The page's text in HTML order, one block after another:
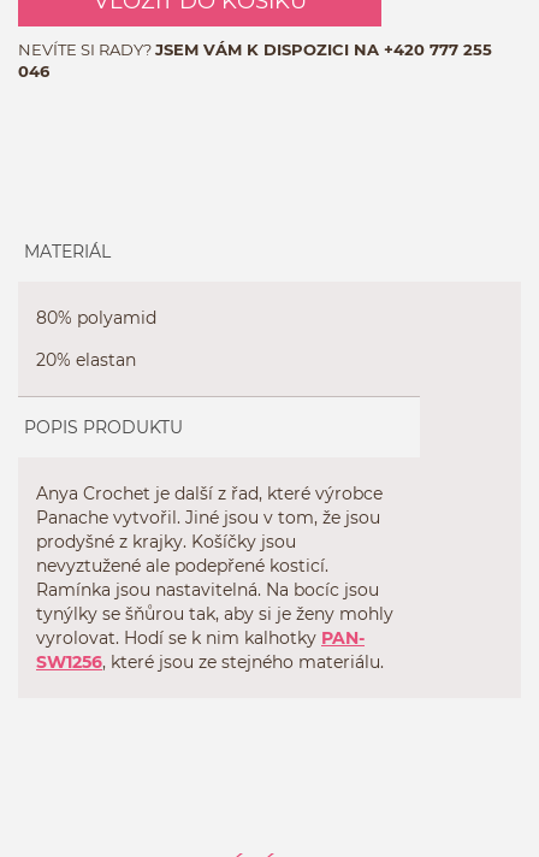
NEVÍTE SI RADY?JSEM VÁM K DISPOZICI NA +420 777 255
046
MATERIÁL
80% polyamid
20% elastan
POPIS PRODUKTU
Anya Crochet je další z řad, které výrobce
Panache vytvořil. Jiné jsou v tom, že jsou
prodyšné z krajky. Košíčky jsou
nevyztužené ale podepřené kosticí.
Ramínka jsou nastavitelná. Na bocíc jsou
tynýlky se šňůrou tak, aby si je ženy mohly
vyrolovat. Hodí se k nim kalhotky PAN-
SW1256, které jsou ze stejného materiálu.